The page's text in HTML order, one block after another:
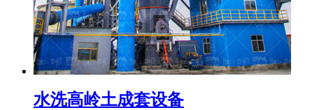
水洗高岭土成套设备